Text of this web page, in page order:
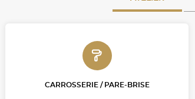
CARROSSERIE / PARE-BRISE